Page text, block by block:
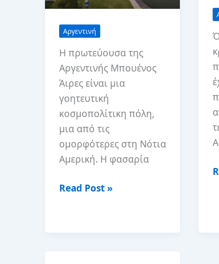
Αργεντινή
Η πρωτεύουσα της
Αργεντινής Μπουένος
Άιρες είναι μια
γοητευτική
κοσμοπολίτικη πόλη,
μια από τις
ομορφότερες στη Νότια
Αμερική. Η φασαρία
6
Read Post »